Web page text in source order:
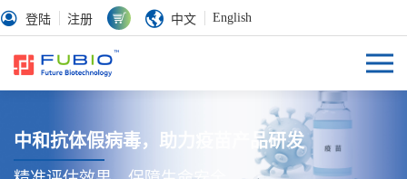
登陆 注册 中文 English
中和抗体假病毒，助力疫苗产品研发